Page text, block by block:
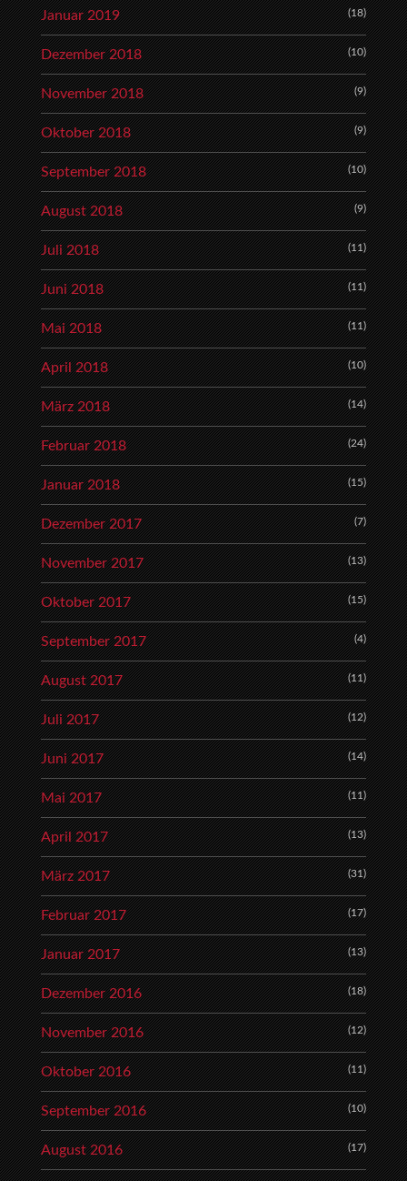
Januar 2019 (18)
Dezember 2018 (10)
November 2018 (9)
Oktober 2018 (9)
September 2018 (10)
August 2018 (9)
Juli 2018 (11)
Juni 2018 (11)
Mai 2018 (11)
April 2018 (10)
März 2018 (14)
Februar 2018 (24)
Januar 2018 (15)
Dezember 2017 (7)
November 2017 (13)
Oktober 2017 (15)
September 2017 (4)
August 2017 (11)
Juli 2017 (12)
Juni 2017 (14)
Mai 2017 (11)
April 2017 (13)
März 2017 (31)
Februar 2017 (17)
Januar 2017 (13)
Dezember 2016 (18)
November 2016 (12)
Oktober 2016 (11)
September 2016 (10)
August 2016 (17)